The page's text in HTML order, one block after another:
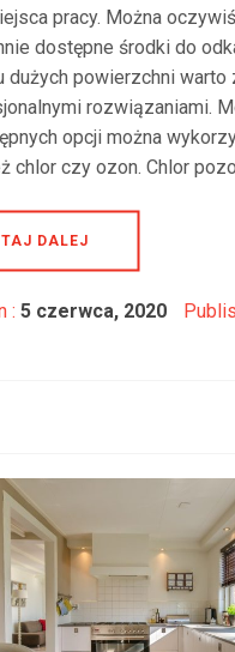
pracy. Można
dostępne środki do
dużych powierzchni warto
rozwiązaniami.
opcji można
chlor czy ozon. Chlor
DALEJ
: 5 czerwca, 2020